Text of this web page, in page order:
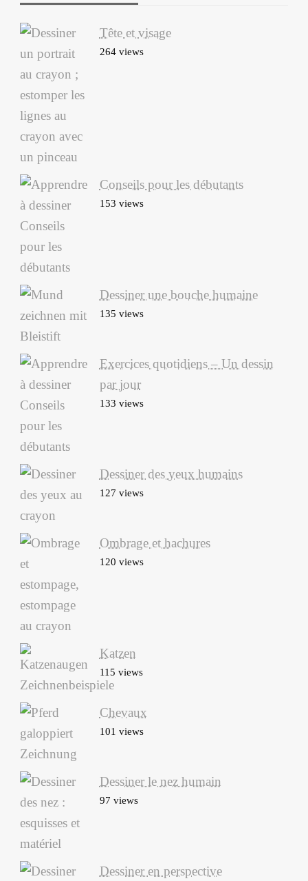
Tête et visage
264 views
Conseils pour les débutants
153 views
Dessiner une bouche humaine
135 views
Exercices quotidiens – Un dessin
par jour
133 views
Dessiner des yeux humains
127 views
Ombrage et hachures
120 views
Katzen
115 views
Chevaux
101 views
Dessiner le nez humain
97 views
Dessiner en perspective